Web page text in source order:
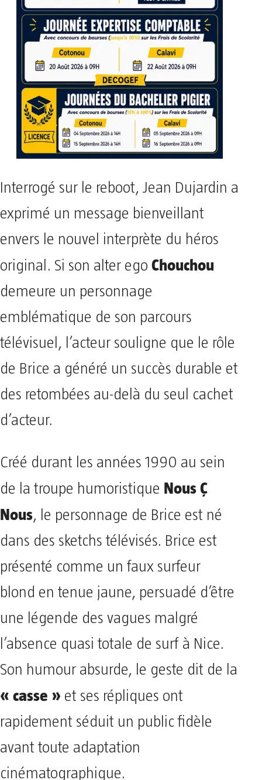
Interrogé sur le reboot, Jean Dujardin a
exprimé un message bienveillant
envers le nouvel interprète du héros
original. Si son alter ego Chouchou
demeure un personnage
emblématique de son parcours
télévisuel, l’acteur souligne que le rôle
de Brice a généré un succès durable et
des retombées au-delà du seul cachet
d’acteur.
Créé durant les années 1990 au sein
de la troupe humoristique Nous Ç
Nous, le personnage de Brice est né
dans des sketchs télévisés. Brice est
présenté comme un faux surfeur
blond en tenue jaune, persuadé d’être
une légende des vagues malgré
l’absence quasi totale de surf à Nice.
Son humour absurde, le geste dit de la
« casse » et ses répliques ont
rapidement séduit un public fidèle
avant toute adaptation
cinématographique.